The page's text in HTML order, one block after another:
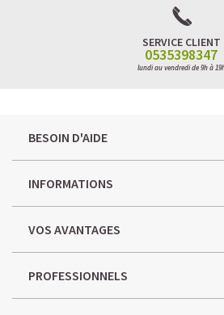
SERVICE CLIENT
0535398347
lundi au vendredi de 9h à
BESOIN D'AIDE
INFORMATIONS
VOS AVANTAGES
PROFESSIONNELS